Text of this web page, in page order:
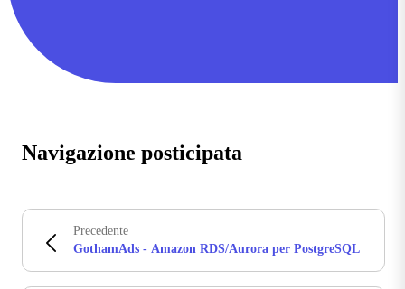
Navigazione posticipata
Precedente
GothamAds - Amazon RDS/Aurora per PostgreSQL